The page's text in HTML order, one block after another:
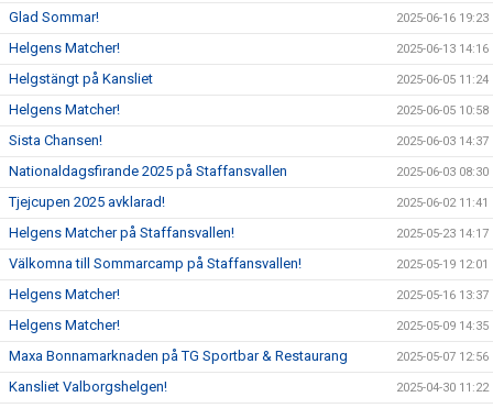
Glad Sommar! 2025-06-16 19:23
Helgens Matcher! 2025-06-13 14:16
Helgstängt på Kansliet 2025-06-05 11:24
Helgens Matcher! 2025-06-05 10:58
Sista Chansen! 2025-06-03 14:37
Nationaldagsfirande 2025 på Staffansvallen 2025-06-03 08:30
Tjejcupen 2025 avklarad! 2025-06-02 11:41
Helgens Matcher på Staffansvallen! 2025-05-23 14:17
Välkomna till Sommarcamp på Staffansvallen! 2025-05-19 12:01
Helgens Matcher! 2025-05-16 13:37
Helgens Matcher! 2025-05-09 14:35
Maxa Bonnamarknaden på TG Sportbar & Restaurang 2025-05-07 12:56
Kansliet Valborgshelgen! 2025-04-30 11:22